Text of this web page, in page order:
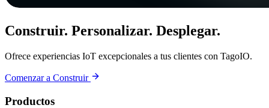
Construir. Personalizar. Desplegar.
Ofrece experiencias IoT excepcionales a tus clientes con TagoIO.
Comenzar a Construir
Productos